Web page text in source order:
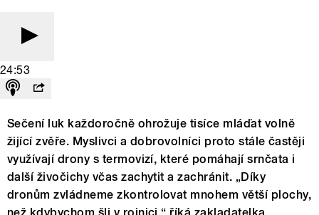
24:53
Sečení luk každoročně ohrožuje tisíce mláďat volně
žijící zvěře. Myslivci a dobrovolníci proto stále častěji
využívají drony s termovizí, které pomáhají srnčata i
další živočichy včas zachytit a zachránit. „Díky
dronům zvládneme zkontrolovat mnohem větší plochy,